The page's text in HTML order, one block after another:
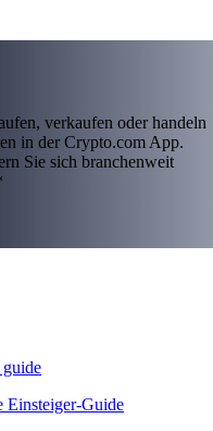
verkaufen oder handeln
in der Crypto.com App.
Sie sich branchenweit
Einsteiger-Guide